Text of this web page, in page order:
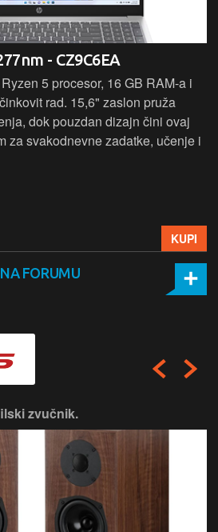
- CZ9C6EA
5 procesor, 16 GB RAM-a i
rad. 15,6" zaslon pruža
dok pouzdan dizajn čini ovaj
za svakodnevne zadatke, učenje i
KUPI
FORUMU
zvučnik.